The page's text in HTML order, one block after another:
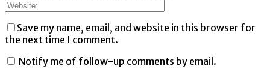
Save my name, email, and website in this browser for
the next time I comment.
Notify me of follow-up comments by email.